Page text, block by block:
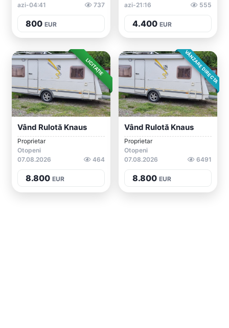
azi-04:41
737
800 EUR
azi-21:16
555
4.400 EUR
LICITAȚIE
Vând Rulotă Knaus
Proprietar
Otopeni
07.08.2026
464
8.800 EUR
VÂNZARE DIRECTA
Vând Rulotă Knaus
Proprietar
Otopeni
07.08.2026
6491
8.800 EUR